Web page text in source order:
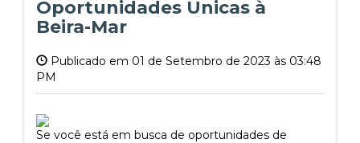
Oportunidades Únicas à
Beira-Mar
Publicado em 01 de Setembro de 2023 às 03:48
PM
Se você está em busca de oportunidades de